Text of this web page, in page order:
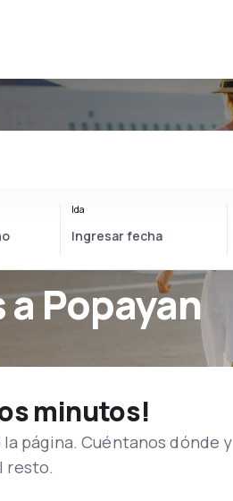
Popayan
Ida
minutos!
página. Cuéntanos dónde y
resto.